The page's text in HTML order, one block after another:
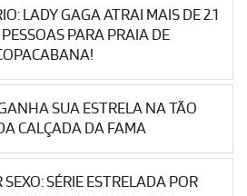
LADY GAGA ATRAI MAIS DE 2.1
PARA PRAIA DE
SUA ESTRELA NA TÃO
CALÇADA DA FAMA
SÉRIE ESTRELADA POR